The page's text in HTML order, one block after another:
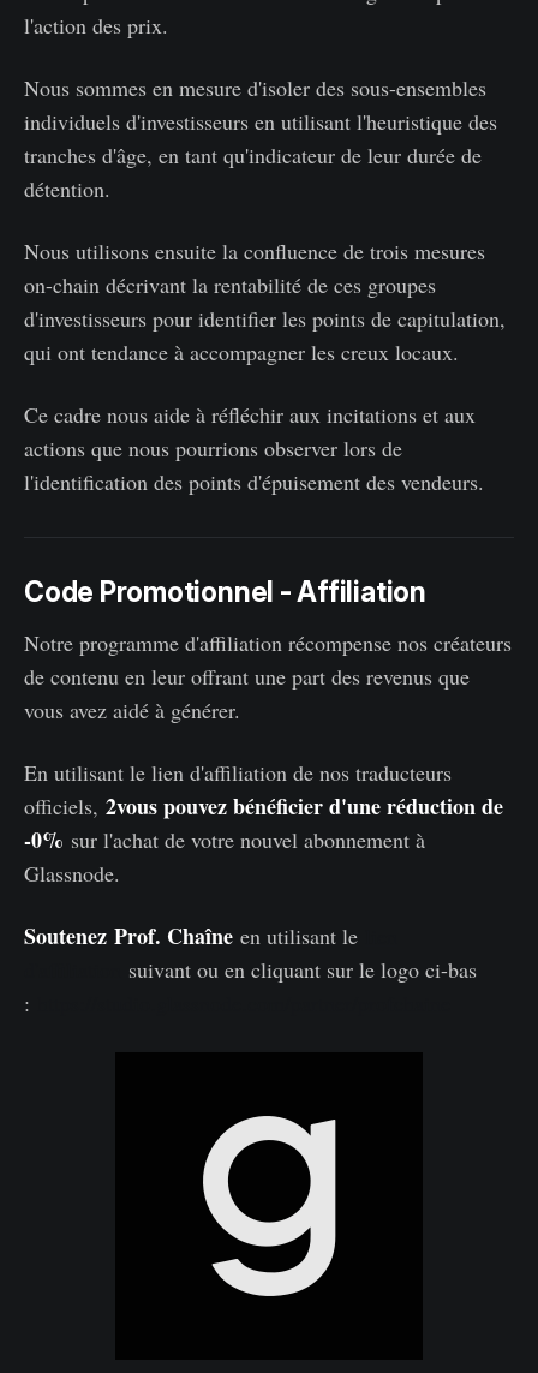
l'action des prix.
Nous sommes en mesure d'isoler des sous-ensembles
individuels d'investisseurs en utilisant l'heuristique des
tranches d'âge, en tant qu'indicateur de leur durée de
détention.
Nous utilisons ensuite la confluence de trois mesures
on-chain décrivant la rentabilité de ces groupes
d'investisseurs pour identifier les points de capitulation,
qui ont tendance à accompagner les creux locaux.
Ce cadre nous aide à réfléchir aux incitations et aux
actions que nous pourrions observer lors de
l'identification des points d'épuisement des vendeurs.
Code Promotionnel - Affiliation
Notre programme d'affiliation récompense nos créateurs
de contenu en leur offrant une part des revenus que
vous avez aidé à générer.
En utilisant le lien d'affiliation de nos traducteurs
officiels, 2vous pouvez bénéficier d'une réduction de
-0% sur l'achat de votre nouvel abonnement à
Glassnode.
Soutenez Prof. Chaîne en utilisant le
suivant ou en cliquant sur le logo ci-bas
: